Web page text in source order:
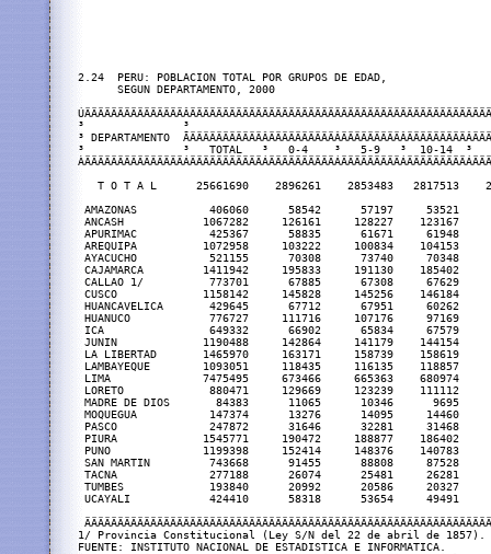
2.24  PERU: POBLACION TOTAL POR GRUPOS DE EDAD,
      SEGUN DEPARTAMENTO, 2000
³               ³
³ DEPARTAMENTO
³               ³   TOTAL   ³   0-4    ³   5-9   ³  10-14  ³   15-
T O T A L      25661690    2896261    2853483   2817513
AMAZONAS           406060      58542      57197
ANCASH            1067282     126161     128227
APURIMAC           425367      58835      61671
AREQUIPA          1072958     103222     100834
AYACUCHO           521155      70308      73740
CAJAMARCA         1411942     195833     191130
CALLAO 1/          773701      67885      67308     67629
CUSCO             1158142     145828     145256    146184
HUANCAVELICA       429645      67712      67951
HUANUCO            776727     111716     107176
ICA                649332      66902      65834     67579
JUNIN             1190488     142864     141179    144154
LA LIBERTAD       1465970     163171     158739
LAMBAYEQUE        1093051     118435     116135
LIMA              7475495     673466     665363    680974
LORETO             880471     129669     123239    111112
MADRE DE DIOS       84383      11065      10346
MOQUEGUA           147374      13276      14095
PASCO              247872      31646      32281     31468
PIURA             1545771     190472     188877    186402
PUNO              1199398     152414     148376    140783
SAN MARTIN         743668      91455      88808
TACNA              277188      26074      25481     26281
TUMBES             193840      20992      20586     20327
UCAYALI            424410      58318      53654     49491
1/ Provincia Constitucional (Ley S/N del 22 de abril de 1857).
FUENTE: INSTITUTO NACIONAL DE ESTADISTICA E INFORMATICA.